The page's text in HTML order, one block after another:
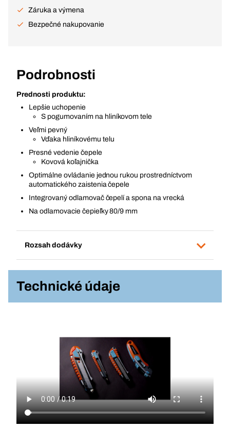
Záruka a výmena
Bezpečné nakupovanie
Podrobnosti
Prednosti produktu:
Lepšie uchopenie
S pogumovaním na hliníkovom tele
Veľmi pevný
Vďaka hliníkovému telu
Presné vedenie čepele
Kovová koľajnička
Optimálne ovládanie jednou rukou prostredníctvom
automatického zaistenia čepele
Integrovaný odlamovač čepelí a spona na vrecká
Na odlamovacie čepieľky 80/9 mm
Rozsah dodávky
Technické údaje